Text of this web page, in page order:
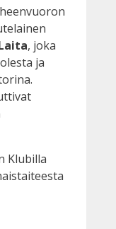
, joka
ja
Klubilla